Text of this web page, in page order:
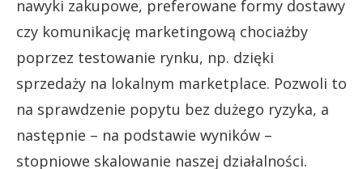
nawyki zakupowe, preferowane formy dostawy
czy komunikację marketingową chociażby
poprzez testowanie rynku, np. dzięki
sprzedaży na lokalnym marketplace. Pozwoli to
na sprawdzenie popytu bez dużego ryzyka, a
następnie – na podstawie wyników –
stopniowe skalowanie naszej działalności.